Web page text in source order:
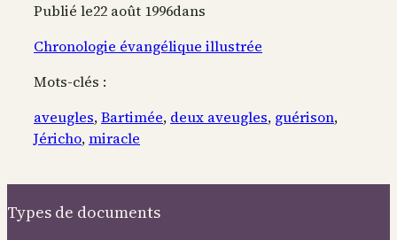
Publié le22 août 1996dans
Chronologie évangélique illustrée
Mots-clés :
aveugles, Bartimée, deux aveugles, guérison
Jéricho, miracle
Types de documents